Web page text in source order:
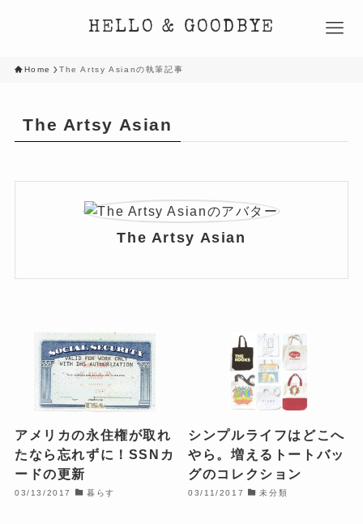
HELLO & GOODBYE
Home The Artsy Asianの執筆記事
The Artsy Asian
The Artsy Asian
アメリカの永住権が取れ
たなら忘れずに！SSNカ
ードの更新
03/13/2017 暮らす
シンプルライフはどこへ
やら。増えるトートバッ
グのコレクション
03/11/2017 未分類